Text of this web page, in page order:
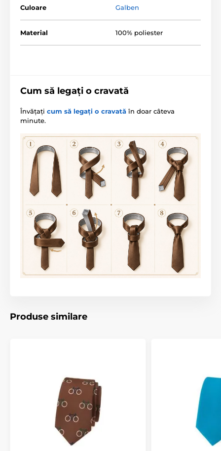
Culoare Galben
Material 100% poliester
Cum să legați o cravată
Învățați cum să legați o cravată în doar câteva
minute.
Produse similare